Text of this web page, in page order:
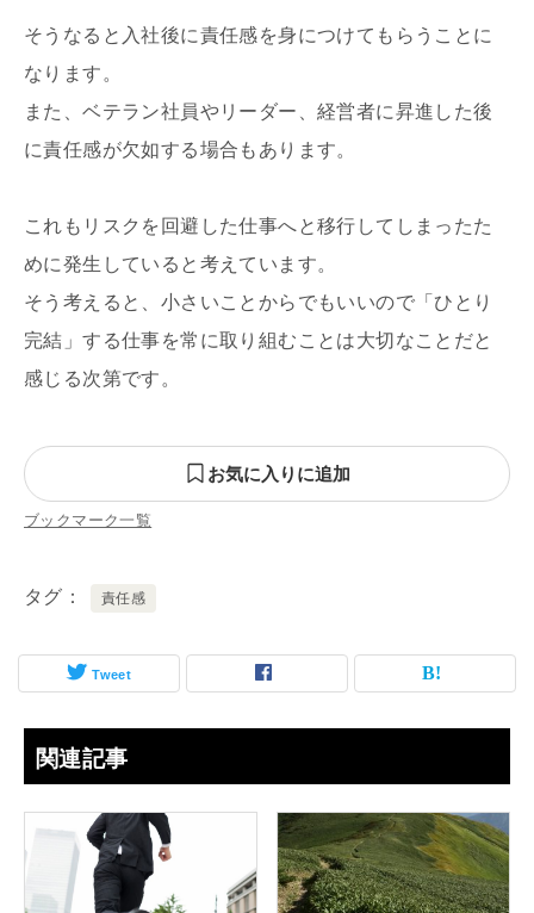
そうなると入社後に責任感を身につけてもらうことに
なります。
また、ベテラン社員やリーダー、経営者に昇進した後
に責任感が欠如する場合もあります。
これもリスクを回避した仕事へと移行してしまったた
めに発生していると考えています。
そう考えると、小さいことからでもいいので「ひとり
完結」する仕事を常に取り組むことは大切なことだと
感じる次第です。
お気に入りに追加
ブックマーク一覧
タグ 責任感
Tweet
関連記事